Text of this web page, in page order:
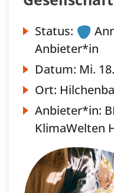
Status:
Anbieter*in
Datum: Mi.
Ort:
Anbieter*in:
KlimaWelten